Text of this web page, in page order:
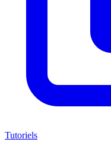
Tutoriels